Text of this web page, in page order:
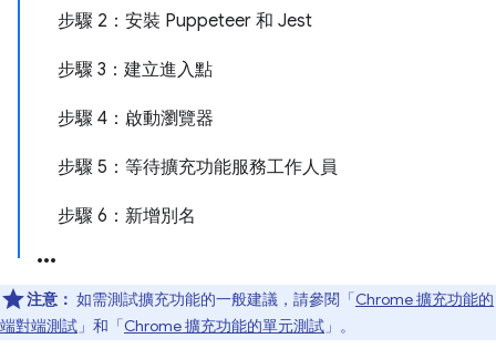
步驟 2：安裝 Puppeteer 和 Jest
步驟 3：建立進入點
步驟 4：啟動瀏覽器
步驟 5：等待擴充功能服務工作人員
步驟 6：新增別名
注意： 如需測試擴充功能的一般建議，請參閱「Chrome 擴充功能的
端對端測試 」和「Chrome 擴充功能的單元測試 」。